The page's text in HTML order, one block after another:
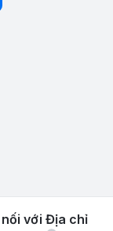
với Địa chỉ